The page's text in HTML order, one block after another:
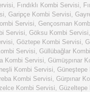
, Fındıklı Kombi Servisi,
, Garipçe Kombi Servisi,
Servisi, Gençosman
Servisi, Göksu Kombi Servisi,
, Göztepe Kombi Servisi,
Servisi, Güllübağlar
Kombi Servisi, Gümüşpınar
Kombi Servisi, Güneştepe
Kombi Servisi, Gürpınar
Kombi Servisi, Güzeltepe